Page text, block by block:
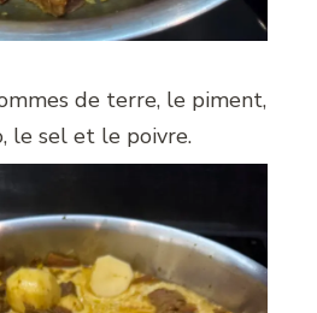
de terre, le piment,
le sel et le poivre.